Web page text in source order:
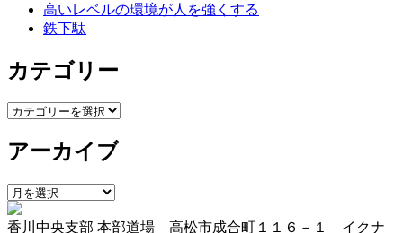
高いレベルの環境が人を強くする
鉄下駄
カテゴリー
カ
ゴ
ー
アーカイブ
ア
ー
カ
香川中央支部 本部道場 高松市成合町１１６－１ イクナ